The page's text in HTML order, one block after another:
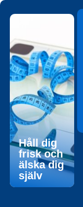
Håll dig
frisk och
älska dig
själv